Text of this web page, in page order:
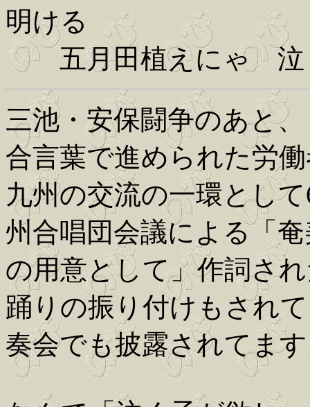
明ける
五月田植えにゃ 泣
三池・安保闘争のあと
合言葉で進められた労
九州の交流の一環とし
州合唱団会議による「
の用意として」作詞さ
踊りの振り付けもされ
奏会でも披露されてま